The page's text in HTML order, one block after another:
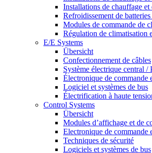
Installations de chauffage et
Refroidissement de
Modules de commande de
Régulation de climatisation
E/E Systems
Übersicht
Confectionnement de câbles
Système électrique central /
Électronique de commande
Logiciel et systèmes de bus
Électrification à haute
Control Systems
Übersicht
Modules d’affichage et de
Electronique de commande
Techniques de sécurité
Logiciels et systèmes de bus